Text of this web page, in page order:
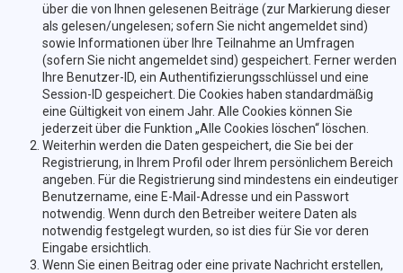
über die von Ihnen gelesenen Beiträge (zur Markierung dieser
als gelesen/ungelesen; sofern Sie nicht angemeldet sind)
sowie Informationen über Ihre Teilnahme an Umfragen
(sofern Sie nicht angemeldet sind) gespeichert. Ferner werden
Ihre Benutzer-ID, ein Authentifizierungsschlüssel und eine
Session-ID gespeichert. Die Cookies haben standardmäßig
eine Gültigkeit von einem Jahr. Alle Cookies können Sie
jederzeit über die Funktion „Alle Cookies löschen“ löschen.
Weiterhin werden die Daten gespeichert, die Sie bei der
Registrierung, in Ihrem Profil oder Ihrem persönlichem Bereich
angeben. Für die Registrierung sind mindestens ein eindeutiger
Benutzername, eine E-Mail-Adresse und ein Passwort
notwendig. Wenn durch den Betreiber weitere Daten als
notwendig festgelegt wurden, so ist dies für Sie vor deren
Eingabe ersichtlich.
Wenn Sie einen Beitrag oder eine private Nachricht erstellen,